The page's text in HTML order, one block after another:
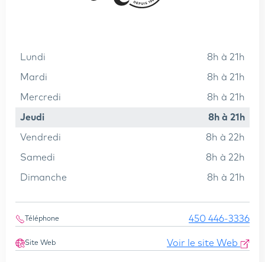
lundi 8h à 21h
mardi 8h à 21h
mercredi 8h à 21h
jeudi 8h à 21h
vendredi 8h à 22h
samedi 8h à 22h
dimanche 8h à 21h
Téléphone 450 446-3336
Site Web Voir le site Web